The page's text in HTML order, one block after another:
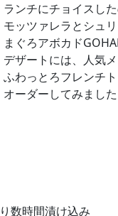
ランチにチョイスした
モッツァレラとシュ
まぐろアボカド
デザートには、人気
ふわっとろフレンチ
オーダーしてみました
数時間漬け込み